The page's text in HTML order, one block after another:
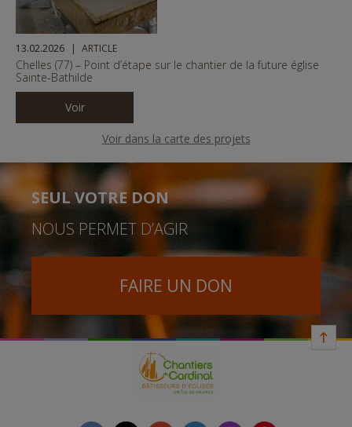
Voir dans la carte des projets
13.02.2026 ARTICLE
Chelles (77) – Point d’étape sur le chantier de la future église
Sainte-Bathilde
Voir
SEUL VOTRE DON
NOUS PERMET D’AGIR
FAIRE UN DON